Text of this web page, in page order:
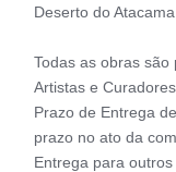
Deserto do
Todas as obras
Artistas e Curadores.
Prazo de Entrega
prazo no ato da
Entrega para